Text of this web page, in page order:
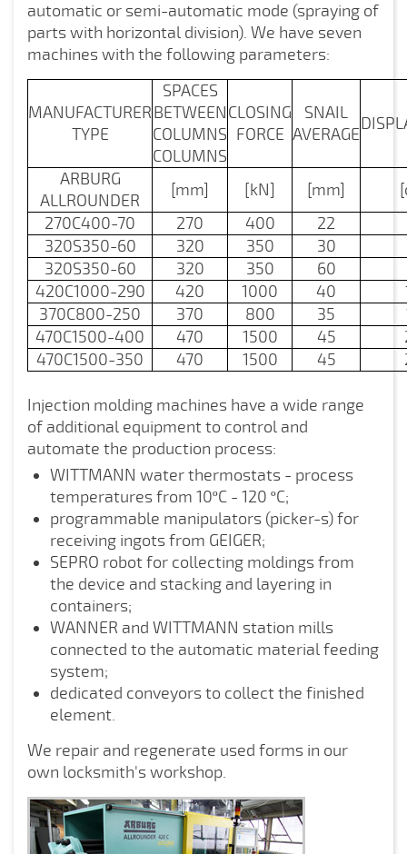
automatic or semi-automatic mode (spraying of
parts with horizontal division). We have seven
machines with the following parameters:
MANUFACTURER
TYPE
SPACES
BETWEEN
COLUMNS
COLUMNS
CLOSING
FORCE
SNAIL
AVERAGE
ARBURG
ALLROUNDER
[mm] [kN] [mm]
270C400-70
270 400
22
320S350-60
320 350
30
320S350-60
320 350
60
420C1000-290
420 1000 40
370C800-250
370 800 35
470C1500-400
470 1500 45
470C1500-350
470 1500 45
Injection molding machines have a wide range
of additional equipment to control and
automate the production process:
WITTMANN water thermostats - process
temperatures from 10ºC - 120 ºC;
programmable manipulators (picker-s) for
receiving ingots from GEIGER;
SEPRO robot for collecting moldings from
the device and stacking and layering in
containers;
WANNER and WITTMANN station mills
connected to the automatic material feeding
system;
dedicated conveyors to collect the finished
element.
We repair and regenerate used forms in our
own locksmith's workshop.